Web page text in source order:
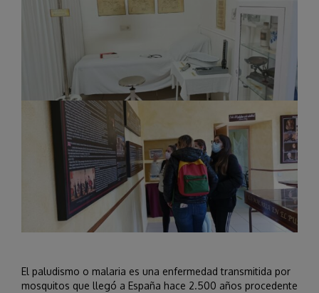
El paludismo o malaria es una enfermedad transmitida por
mosquitos que llegó a España hace 2.500 años procedente